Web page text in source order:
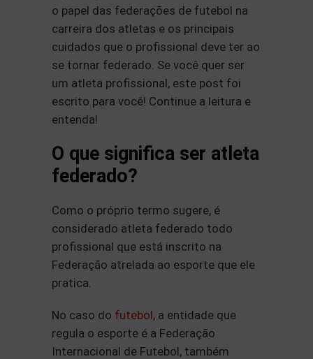
o papel das federações de futebol na
carreira dos atletas e os principais
cuidados que o profissional deve ter ao
se tornar federado. Se você quer ser
um atleta profissional, este post foi
escrito para você! Continue a leitura e
entenda!
O que significa ser atleta
federado?
Como o próprio termo sugere, é
considerado atleta federado todo
profissional que está inscrito na
Federação atrelada ao esporte que ele
pratica.
No caso do futebol, a entidade que
regula o esporte é a Federação
Internacional de Futebol, também